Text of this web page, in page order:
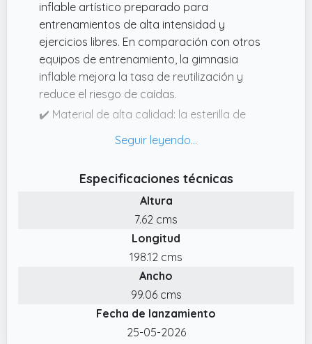
libre.
inflable artístico preparado para
entrenamientos de alta intensidad y
ejercicios libres. En comparación con otros
equipos de entrenamiento, la gimnasia
inflable mejora la tasa de reutilización y
reduce el riesgo de caídas.
✔️ Material de alta calidad: la esterilla de
sándwich de doble cara (también conocido
deforma fácilmente bajo presión y no genera
ruido durante el entrenamiento y
proporciona una gran elasticidad. Lona
impermeable de PVC de grado comercial, las
articulaciones están reforzadas para hacer
que las esquinas curvas sean más suaves y
tienen una mejor estanqueidad del aire y
✔️ Portátil y fácil de guardar sin presión: la
Especificaciones técnicas
Altura
7.62 cms
Longitud
198.12 cms
Ancho
99.06 cms
Fecha de lanzamiento
25-05-2026